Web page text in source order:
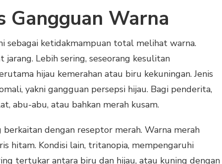
Gangguan Warna
sebagai ketidakmampuan total melihat warna.
jarang. Lebih sering, seseorang kesulitan
hijau kemerahan atau biru kekuningan. Jenis
yakni gangguan persepsi hijau. Bagi penderita,
abu-abu, atau bahkan merah kusam.
dengan reseptor merah. Warna merah
hitam. Kondisi lain, tritanopia, mempengaruhi
tertukar antara biru dan hijau, atau kuning dengan